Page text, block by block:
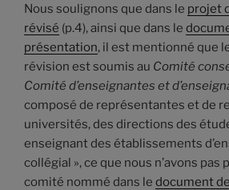
Nous soulignons que dans le projet
révisé (p.4), ainsi que dans le
présentation, il est mentionné que
révision est soumis au Comité
Comité d’enseignantes et
composé de représentantes et de
universités, des directions des
enseignant des établissements
collégial », ce que nous n’avons pas
comité nommé dans le document